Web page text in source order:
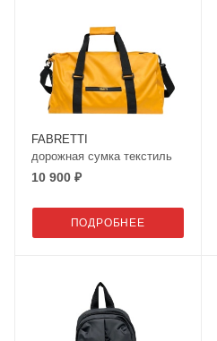
FABRETTI
дорожная сумка текстиль
10 900 ₽
ПОДРОБНЕЕ